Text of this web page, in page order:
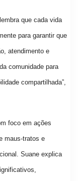
que cada vida
para garantir que
atendimento e
comunidade para
compartilhada”,
foco em ações
maus-tratos e
Suane explica